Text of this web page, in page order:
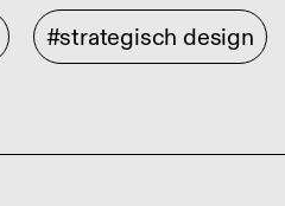
#strategisch design